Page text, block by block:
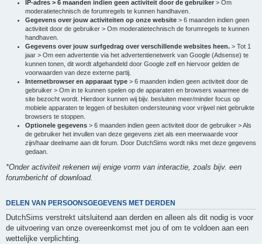
IP-adres > 6 maanden indien geen activiteit door de gebruiker > Om
moderatietechnisch de forumregels te kunnen handhaven.
Gegevens over jouw activiteiten op onze website > 6 maanden indien geen
activiteit door de gebruiker > Om moderatietechnisch de forumregels te kunnen
handhaven.
Gegevens over jouw surfgedrag over verschillende websites heen. > Tot 1
jaar > Om een advertentie via het advertentienetwerk van Google (Adsense) te
kunnen tonen, dit wordt afgehandeld door Google zelf en hiervoor gelden de
voorwaarden van deze externe partij.
Internetbrowser en apparaat type > 6 maanden indien geen activiteit door de
gebruiker > Om in te kunnen spelen op de apparaten en browsers waarmee de
site bezocht wordt. Hierdoor kunnen wij bijv. besluiten meer/minder focus op
mobiele apparaten te leggen of besluiten ondersteuning voor vrijwel niet gebruikte
browsers te stoppen.
Optionele gegevens > 6 maanden indien geen activiteit door de gebruiker > Als
de gebruiker het invullen van deze gegevens ziet als een meerwaarde voor
zijn/haar deelname aan dit forum. Door DutchSims wordt niks met deze gegevens
gedaan.
*Onder activiteit rekenen wij enige vorm van interactie, zoals bijv. een
forumbericht of download.
DELEN VAN PERSOONSGEGEVENS MET DERDEN
DutchSims verstrekt uitsluitend aan derden en alleen als dit nodig is voor
de uitvoering van onze overeenkomst met jou of om te voldoen aan een
wettelijke verplichting.